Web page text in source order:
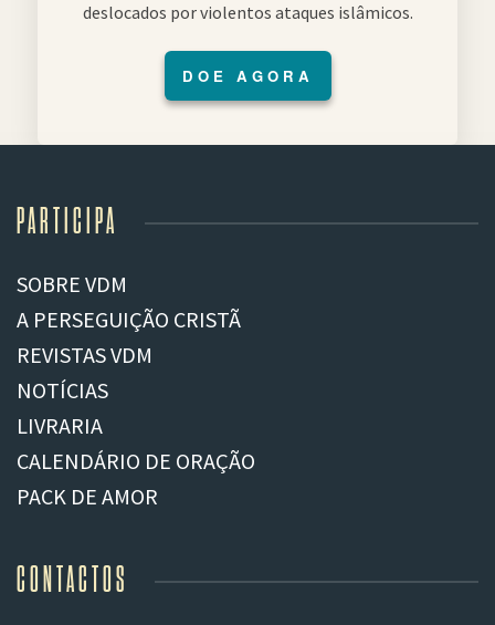
deslocados por violentos ataques islâmicos.
DOE AGORA
PARTICIPA
SOBRE VDM
A PERSEGUIÇÃO CRISTÃ
REVISTAS VDM
NOTÍCIAS
LIVRARIA
CALENDÁRIO DE ORAÇÃO
PACK DE AMOR
CONTACTOS